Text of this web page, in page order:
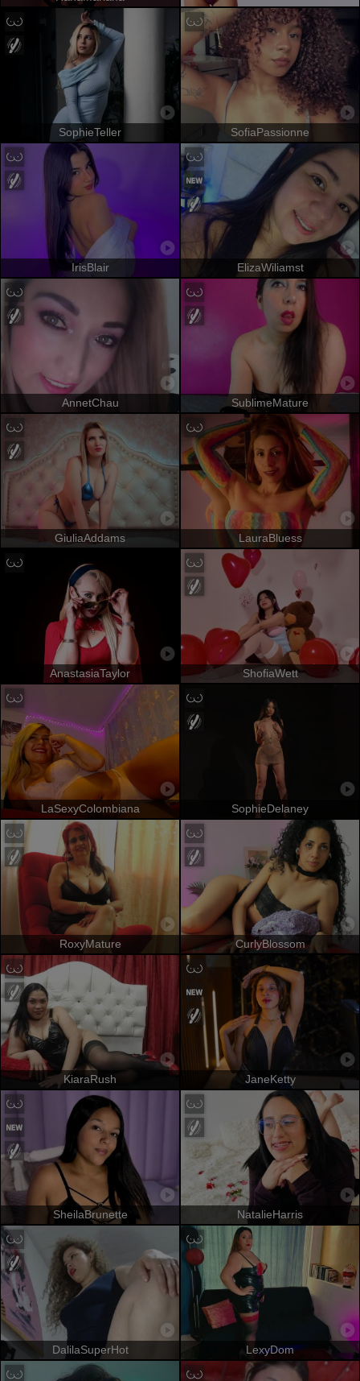
SophieTeller SofiaPassionne
IrisBlair ElizaWiliamst
AnnetChau SublimeMature
GiuliaAddams LauraBluess
AnastasiaTaylor ShofiaWett
LaSexyColombiana SophieDelaney
RoxyMature CurlyBlossom
KiaraRush JaneKetty
SheilaBrunette NatalieHarris
DalilaSuperHot LexyDom